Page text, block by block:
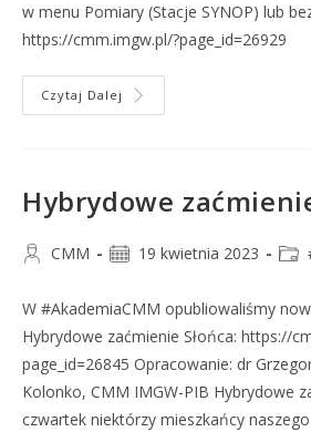
w menu Pomiary (Stacje SYNOP) lub
https://cmm.imgw.pl/?page_id=26929
Czytaj Dalej
Hybrydowe
CMM 19 kwietnia 2023
W #AkademiaCMM opubliowaliśmy
Hybrydowe zaćmienie Słońca: https://
page_id=26845 Opracowanie: dr
Kolonko, CMM IMGW-PIB Hybrydowe
czwartek niektórzy mieszkańcy